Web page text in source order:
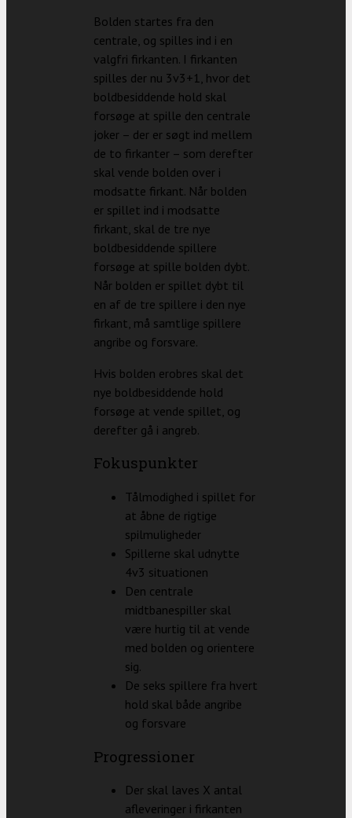
Bolden startes fra den
centrale, og spilles ind i en
valgfri firkanten. I firkanten
spilles der nu 3v3+1, hvor det
boldbesiddende hold skal
forsøge at spille den centrale
joker – der er søgt ind mellem
de to firkanter – som derefter
skal vende bolden over i
modsatte firkant. Når bolden
er spillet ind i modsatte
firkant, skal de tre nye
boldbesiddende spillere
forsøge at spille bolden dybt.
Når bolden er spillet dybt til
en af de tre spillere i den nye
firkant, må samtlige spillere
angribe og forsvare.
Hvis bolden erobres skal det
nye boldbesiddende hold
forsøge at vende spillet, og
derefter gå i angreb.
Fokuspunkter
Tålmodighed i spillet for
at åbne de rigtige
spilmuligheder
Spillerne skal udnytte
4v3 situationen
Den centrale
midtbanespiller skal
være hurtig til at vende
med bolden og orientere
sig.
De seks spillere fra hvert
hold skal både angribe
og forsvare
Progressioner
Der skal laves X antal
afleveringer i firkanten